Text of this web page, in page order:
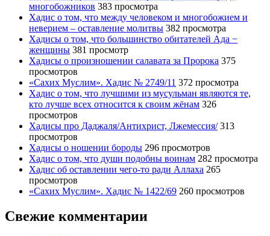
многобожников 383 просмотра
Хадис о том, что между человеком и многобожием и
неверием – оставление молитвы 382 просмотра
Хадисы о том, что большинство обитателей Ада −
женщины 381 просмотр
Хадисы о произношении салавата за Пророка 375
просмотров
«Сахих Муслим». Хадис № 2749/11 372 просмотра
Хадис о том, что лучшими из мусульман являются те,
кто лучше всех относится к своим жёнам 326
просмотров
Хадисы про Даджаля/Антихрист, Лжемессия/ 313
просмотров
Хадисы о ношении бороды 296 просмотров
Хадис о том, что души подобны воинам 282 просмотра
Хадис об оставлении чего-то ради Аллаха 265
просмотров
«Сахих Муслим». Хадис № 1422/69 260 просмотров
Свежие комментарии